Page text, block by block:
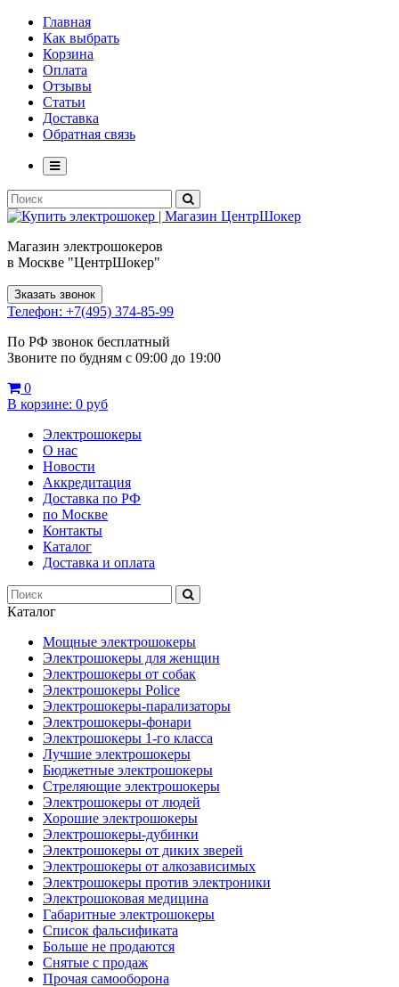
Главная
Как выбрать
Корзина
Оплата
Отзывы
Статьи
Доставка
Обратная связь
Магазин электрошокеров
в Москве "ЦентрШокер"
Зказать звонок
Телефон: +7(495) 374-85-99
По РФ звонок бесплатный
Звоните по будням с 09:00 до 19:00
0
В корзине: 0 руб
Электрошокеры
О нас
Новости
Аккредитация
Доставка по РФ
по Москве
Контакты
Каталог
Доставка и оплата
Каталог
Мощные электрошокеры
Электрошокеры для женщин
Электрошокеры от собак
Электрошокеры Police
Электрошокеры-парализаторы
Электрошокеры-фонари
Электрошокеры 1-го класса
Лучшие электрошокеры
Бюджетные электрошокеры
Стреляющие электрошокеры
Электрошокеры от людей
Хорошие электрошокеры
Электрошокеры-дубинки
Электрошокеры от диких зверей
Электрошокеры от алкозависимых
Электрошокеры против электроники
Электрошоковая медицина
Габаритные электрошокеры
Список фальсификата
Больше не продаются
Снятые с продаж
Прочая самооборона